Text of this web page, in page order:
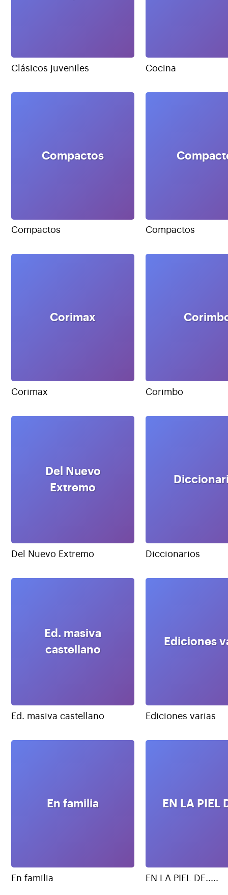
Clásicos juveniles Cocina
Compactos
Compactos Compactos
Corimax
Corimax Corimbo
Del Nuevo
Extremo
Del Nuevo Extremo Diccionarios
Ed. masiva
castellano
Ed. masiva castellano
Ediciones
Ediciones varias
En familia
En familia
EN LA PIEL
EN LA PIEL DE.....